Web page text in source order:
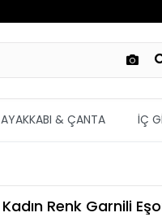
AYAKKABI & ÇANTA İÇ
Kadın Renk Garnili